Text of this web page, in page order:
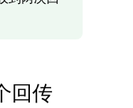
回传